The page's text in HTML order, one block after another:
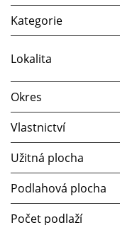
Kategorie
Lokalita
Okres
Vlastnictví
Užitná plocha
Podlahová plocha
Počet podlaží